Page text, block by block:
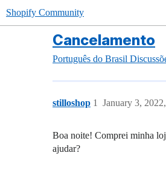
Shopify Community
Cancelamento
Português do Brasil
stilloshop January 3,
1
Boa noite! Comprei minha
ajudar?